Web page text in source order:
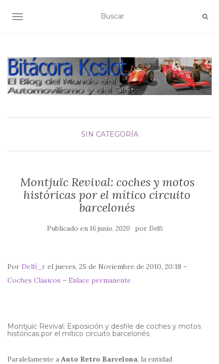
ALTERNAR NAVEGACIÓN
SIN CATEGORÍA
Montjuïc Revival: coches y motos
históricas por el mítico circuito
barcelonés
Publicado en 16 junio, 2020 por Delfi
Por Delfi_r el jueves, 25 de Noviembre de 2010, 20:18 –
Coches Clásicos – Enlace permanente
Montjuïc Revival: Exposición y desfile de coches y motos
históricas por el mítico circuito barcelonés
Paralelamente a Auto Retro Barcelona, la entidad